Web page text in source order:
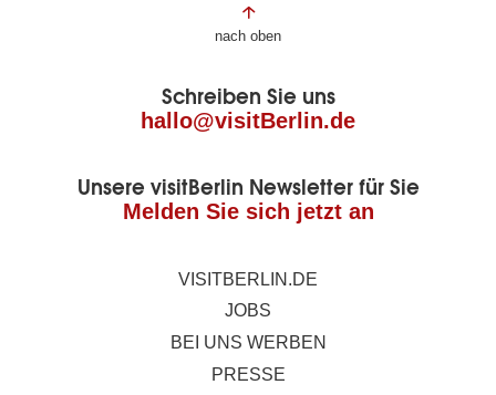
Fußbereich
Seite
nach oben
Schreiben Sie uns
hallo@visitBerlin.de
Unsere visitBerlin Newsletter für Sie
Melden Sie sich jetzt an
VISITBERLIN.DE
JOBS
BEI UNS WERBEN
PRESSE